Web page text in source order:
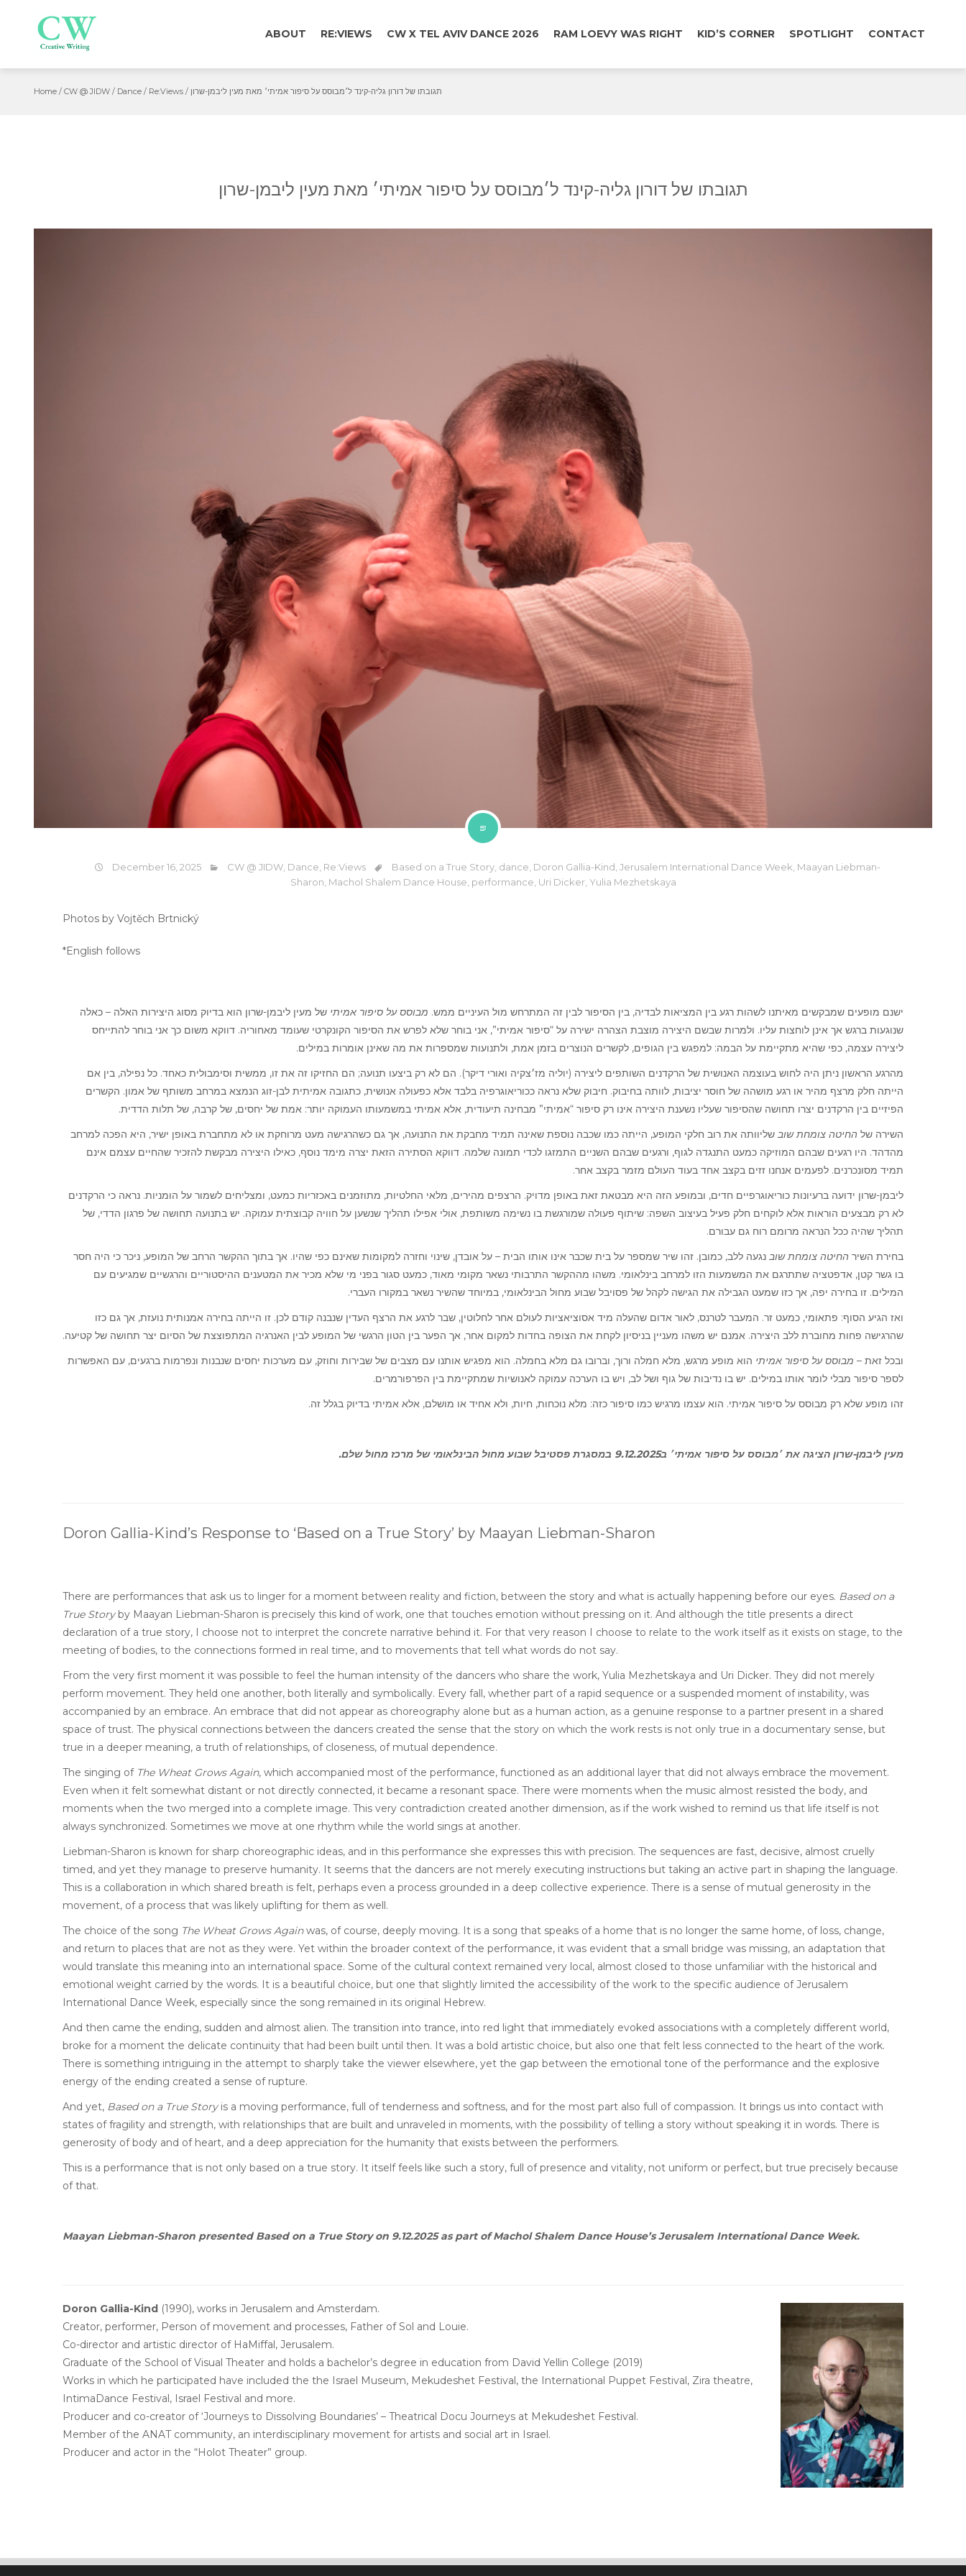
content
ABOUT RE:VIEWS CW X TEL AVIV DANCE 2026 RAM LOEVY WAS RIGHT KID’S CORNER SPOTLIGHT CONTACT
Home / CW @ JIDW / Dance / Re:Views / תגובתו של דורון גליה-קינד ל׳מבוסס על סיפור אמיתי׳ מאת מעין ליבמן-שרון
תגובתו של דורון גליה-קינד ל׳מבוסס על סיפור אמיתי׳ מאת מעין ליבמן-שרון
December 16, 2025 CW @ JIDW, Dance Re:Views Based on a True Story, dance Doron Gallia-Kind Jerusalem International Dance Week Maayan Liebman-
Sharon Machol Shalem Dance House performance Uri Dicker, Yulia Mezhetskaya
Photos by Vojtěch Brtnický
*English follows
ישנם מופעים שמבקשים מאיתנו לשהות רגע בין המציאות לבדיה, בין הסיפור לבין זה המתרחש מול העיניים ממש. מבוסס על סיפור אמיתי של מעין ליבמן-שרון הוא בדיוק מסוג היצירות האלה – כאלה
שנוגעות ברגש אך אינן לוחצות עליו. ולמרות שבשם היצירה מוצבת הצהרה ישירה על “סיפור אמיתי”, אני בוחר שלא לפרש את הסיפור הקונקרטי שעומד מאחוריה. דווקא משום כך אני בוחר להתייחס
ליצירה עצמה, כפי שהיא מתקיימת על הבמה: למפגש בין הגופים, לקשרים הנוצרים בזמן אמת, ולתנועות שמספרות את מה שאינן אומרות במילים.
מהרגע הראשון ניתן היה לחוש בעוצמה האנושית של הרקדנים השותפים ליצירה (יוליה מז׳צקיה ואורי דיקר). הם לא רק ביצעו תנועה; הם החזיקו זה את זו, ממשית וסימבולית כאחד. כל נפילה, בין אם
הייתה חלק מרצף מהיר או רגע מושהה של חוסר יציבות, לוותה בחיבוק. חיבוק שלא נראה ככוריאוגרפיה בלבד אלא כפעולה אנושית, כתגובה אמיתית לבן-זוג הנמצא במרחב משותף של אמון. הקשרים
הפיזיים בין הרקדנים יצרו תחושה שהסיפור שעליו נשענת היצירה אינו רק סיפור “אמיתי” מבחינה תיעודית, אלא אמיתי במשמעותו העמוקה יותר: אמת של יחסים, של קרבה, של תלות הדדית.
השירה של החיטה צומחת שוב שליוותה את רוב חלקי המופע, הייתה כמו שכבה נוספת שאינה תמיד מחבקת את התנועה, אך גם כשהרגישה מעט מרוחקת או לא מתחברת באופן ישיר, היא הפכה למרחב
מהדהד. היו רגעים שבהם המוזיקה כמעט התנגדה לגוף, ורגעים שבהם השניים התמזגו לכדי תמונה שלמה. דווקא הסתירה הזאת יצרה מימד נוסף, כאילו היצירה מבקשת להזכיר שהחיים עצמם אינם
תמיד מסונכרנים. לפעמים אנחנו זזים בקצב אחד בעוד העולם מזמר בקצב אחר.
ליבמן-שרון ידועה ברעיונות כוריאוגרפיים חדים, ובמופע הזה היא מבטאת זאת באופן מדויק. הרצפים מהירים, מלאי החלטיות, מתוזמנים באכזריות כמעט, ומצליחים לשמור על הומניות. נראה כי הרקדנים
לא רק מבצעים הוראות אלא לוקחים חלק פעיל בעיצוב השפה: שיתוף פעולה שמורגשת בו נשימה משותפת, אולי אפילו תהליך שנשען על חוויה קבוצתית עמוקה. יש בתנועה תחושה של פרגון הדדי, של
תהליך שהיה ככל הנראה מרומם רוח גם עבורם.
בחירת השיר החיטה צומחת שוב נגעה ללב, כמובן. זהו שיר שמספר על בית שכבר אינו אותו הבית – על אובדן, שינוי וחזרה למקומות שאינם כפי שהיו. אך בתוך ההקשר הרחב של המופע, ניכר כי היה חסר
בו גשר קטן, אדפטציה שתתרגם את המשמעות הזו למרחב בינלאומי. משהו מההקשר התרבותי נשאר מקומי מאוד, כמעט סגור בפני מי שלא מכיר את המטענים ההיסטוריים והרגשיים שמגיעים עם
המילים. זו בחירה יפה, אך כזו שמעט הגבילה את הגישה לקהל של פסויבל שבוע מחול הבינלאומי, במיוחד שהשיר נשאר במקורו העברי.
ואז הגיע הסוף: פתאומי, כמעט זר. המעבר לטרנס, לאור אדום שהעלה מיד אסוציאציות לעולם אחר לחלוטין, שבר לרגע את הרצף העדין שנבנה קודם לכן. זו הייתה בחירה אמנותית נועזת, אך גם כזו
שהרגישה פחות מחוברת ללב היצירה. אמנם יש משהו מעניין בניסיון לקחת את הצופה בחדות למקום אחר, אך הפער בין הטון הרגשי של המופע לבין האנרגיה המתפוצצת של הסיום יצר תחושה של קטיעה.
ובכל זאת – מבוסס על סיפור אמיתי הוא מופע מרגש, מלא חמלה ורוך, וברובו גם מלא בחמלה. הוא מפגיש אותנו עם מצבים של שבירות וחוזק, עם מערכות יחסים שנבנות ונפרמות ברגעים, עם האפשרות
לספר סיפור מבלי לומר אותו במילים. יש בו נדיבות של גוף ושל לב, ויש בו הערכה עמוקה לאנושיות שמתקיימת בין הפרפורמרים.
זהו מופע שלא רק מבוסס על סיפור אמיתי. הוא עצמו מרגיש כמו סיפור כזה: מלא נוכחות, חיות, ולא אחיד או מושלם, אלא אמיתי בדיוק בגלל זה.
מעין ליבמן-שרון הציגה את ׳מבוסס על סיפור אמיתי׳ ב9.12.2025 במסגרת פסטיבל שבוע מחול הבינלאומי של מרכז מחול שלם.
Doron Gallia-Kind’s Response to ‘Based on a True Story’ by Maayan Liebman-Sharon
There are performances that ask us to linger for a moment between reality and fiction, between the story and what is actually happening before our eyes. Based on a
True Storyby Maayan Liebman-Sharon is precisely this kind of work, one that touches emotion without pressing on it. And although the title presents a direct
declaration of a true story, I choose not to interpret the concrete narrative behind it. For that very reason I choose to relate to the work itself as it exists on stage, to the
meeting of bodies, to the connections formed in real time, and to movements that tell what words do not say.
From the very first moment it was possible to feel the human intensity of the dancers who share the work, Yulia Mezhetskaya and Uri Dicker. They did not merely
perform movement. They held one another, both literally and symbolically. Every fall, whether part of a rapid sequence or a suspended moment of instability, was
accompanied by an embrace. An embrace that did not appear as choreography alone but as a human action, as a genuine response to a partner present in a shared
space of trust. The physical connections between the dancers created the sense that the story on which the work rests is not only true in a documentary sense, but
true in a deeper meaning, a truth of relationships, of closeness, of mutual dependence.
The singing of The Wheat Grows Again, which accompanied most of the performance, functioned as an additional layer that did not always embrace the movement.
Even when it felt somewhat distant or not directly connected, it became a resonant space. There were moments when the music almost resisted the body, and
moments when the two merged into a complete image. This very contradiction created another dimension, as if the work wished to remind us that life itself is not
always synchronized. Sometimes we move at one rhythm while the world sings at another.
Liebman-Sharon is known for sharp choreographic ideas, and in this performance she expresses this with precision. The sequences are fast, decisive, almost cruelly
timed, and yet they manage to preserve humanity. It seems that the dancers are not merely executing instructions but taking an active part in shaping the language.
This is a collaboration in which shared breath is felt, perhaps even a process grounded in a deep collective experience. There is a sense of mutual generosity in the
movement, of a process that was likely uplifting for them as well.
The choice of the song The Wheat Grows Againwas, of course, deeply moving. It is a song that speaks of a home that is no longer the same home, of loss, change,
and return to places that are not as they were. Yet within the broader context of the performance, it was evident that a small bridge was missing, an adaptation that
would translate this meaning into an international space. Some of the cultural context remained very local, almost closed to those unfamiliar with the historical and
emotional weight carried by the words. It is a beautiful choice, but one that slightly limited the accessibility of the work to the specific audience of Jerusalem
International Dance Week, especially since the song remained in its original Hebrew.
And then came the ending, sudden and almost alien. The transition into trance, into red light that immediately evoked associations with a completely different world,
broke for a moment the delicate continuity that had been built until then. It was a bold artistic choice, but also one that felt less connected to the heart of the work.
There is something intriguing in the attempt to sharply take the viewer elsewhere, yet the gap between the emotional tone of the performance and the explosive
energy of the ending created a sense of rupture.
And yet, Based on a True Storyis a moving performance, full of tenderness and softness, and for the most part also full of compassion. It brings us into contact with
states of fragility and strength, with relationships that are built and unraveled in moments, with the possibility of telling a story without speaking it in words. There is
generosity of body and of heart, and a deep appreciation for the humanity that exists between the performers.
This is a performance that is not only based on a true story. It itself feels like such a story, full of presence and vitality, not uniform or perfect, but true precisely because
of that.
Maayan Liebman-Sharon presented Based on a True Story on 9.12.2025 as part of Machol Shalem Dance House’s Jerusalem International Dance Week.
Doron Gallia-Kind (1990), works in Jerusalem and Amsterdam.
Creator, performer, Person of movement and processes, Father of Sol and Louie.
Co-director and artistic director of HaMiffal, Jerusalem.
Graduate of the School of Visual Theater and holds a bachelor’s degree in education from David Yellin College (2019)
Works in which he participated have included the the Israel Museum, Mekudeshet Festival, the International Puppet Festival, Zira theatre,
IntimaDance Festival, Israel Festival and more.
Producer and co-creator of ‘Journeys to Dissolving Boundaries’ – Theatrical Docu Journeys at Mekudeshet Festival.
Member of the ANAT community, an interdisciplinary movement for artists and social art in Israel.
Producer and actor in the “Holot Theater” group.